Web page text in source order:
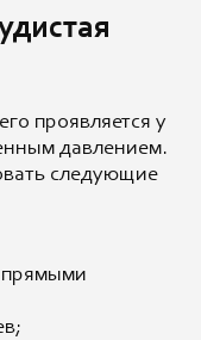
проявляется у
давлением.
следующие
прямыми